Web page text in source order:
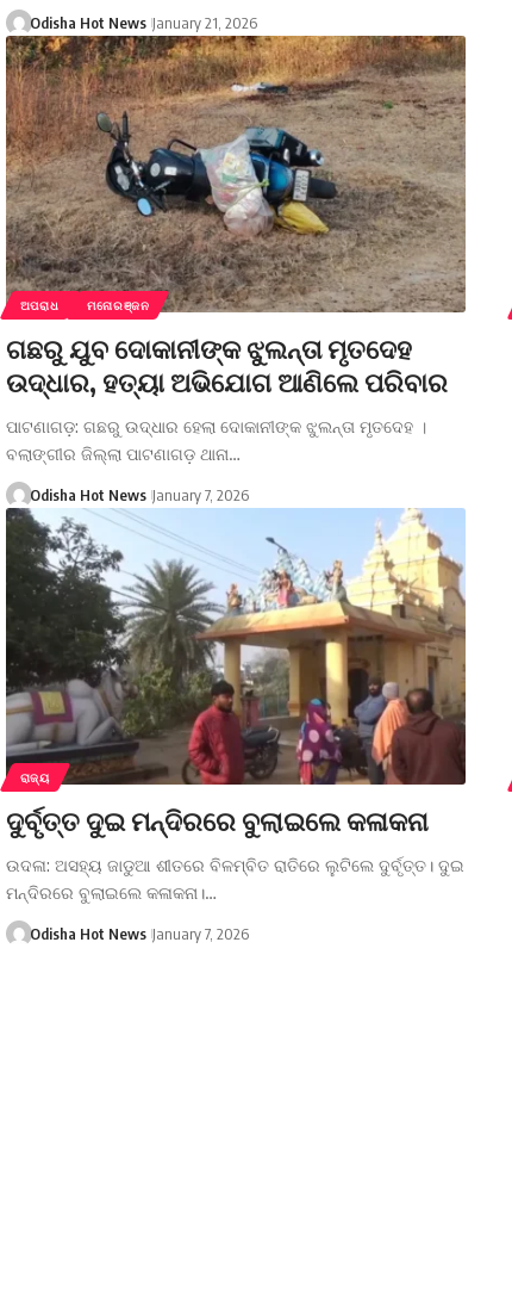
Odisha Hot News January 21, 2026
ଅପରାଧ ମନୋରଞ୍ଜନ
ଗଛରୁ ଯୁବ ଦୋକାନୀଙ୍କ ଝୁଲନ୍ତା ମୃତଦେହ
ଉଦ୍ଧାର, ହତ୍ୟା ଅଭିଯୋଗ ଆଣିଲେ ପରିବାର
ପାଟଣାଗଡ଼: ଗଛରୁ ଉଦ୍ଧାର ହେଲା ଦୋକାନୀଙ୍କ ଝୁଲନ୍ତା ମୃତଦେହ ।
ବଲାଙ୍ଗୀର ଜିଲ୍ଲା ପାଟଣାଗଡ଼ ଥାନା…
Odisha Hot News January 7, 2026
ରାଜ୍ୟ
ଦୁର୍ବୃତ୍ତ ଦୁଇ ମନ୍ଦିରରେ ବୁଲାଇଲେ କଳାକନା
ଉଦଳା: ଅସହ୍ୟ ଜାଡୁଆ ଶୀତରେ ବିଳମ୍ବିତ ରାତିରେ ଲୁଟିଲେ ଦୁର୍ବୃତ୍ତ। ଦୁଇ
ମନ୍ଦିରରେ ବୁଲାଇଲେ କଳାକନା।…
Odisha Hot News January 7, 2026